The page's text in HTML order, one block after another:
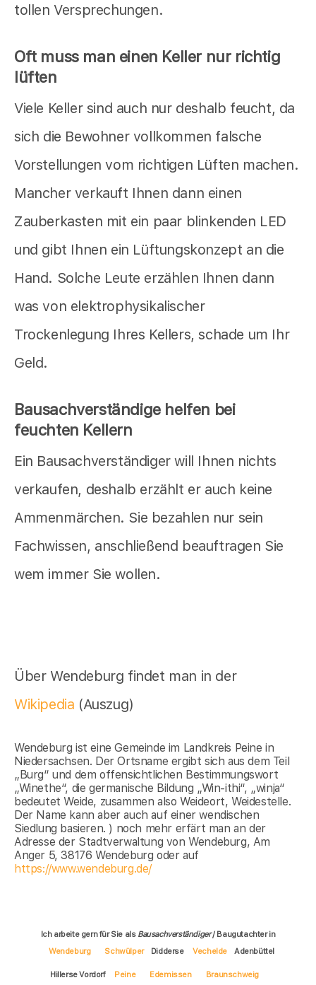
tollen Versprechungen.
Oft muss man einen Keller nur richtig
lüften
Viele Keller sind auch nur deshalb feucht, da
sich die Bewohner vollkommen falsche
Vorstellungen vom richtigen Lüften machen.
Mancher verkauft Ihnen dann einen
Zauberkasten mit ein paar blinkenden LED
und gibt Ihnen ein Lüftungskonzept an die
Hand. Solche Leute erzählen Ihnen dann
was von elektrophysikalischer
Trockenlegung Ihres Kellers, schade um Ihr
Geld.
Bausachverständige helfen bei
feuchten Kellern
Ein Bausachverständiger will Ihnen nichts
verkaufen, deshalb erzählt er auch keine
Ammenmärchen. Sie bezahlen nur sein
Fachwissen, anschließend beauftragen Sie
wem immer Sie wollen.
Über Wendeburg findet man in der
Wikipedia (Auszug)
Wendeburg ist eine Gemeinde im Landkreis Peine in
Niedersachsen. Der Ortsname ergibt sich aus dem Teil
„Burg“ und dem offensichtlichen Bestimmungswort
„Winethe“, die germanische Bildung „Win-ithi“, „winja“
bedeutet Weide, zusammen also Weideort, Weidestelle.
Der Name kann aber auch auf einer wendischen
Siedlung basieren. ) noch mehr erfärt man an der
Adresse der Stadtverwaltung von Wendeburg, Am
Anger 5, 38176 Wendeburg oder auf
https://www.wendeburg.de/
Ich arbeite gern für Sie als Bausachverständiger/ Baugutachter in
Wendeburg
Schwülper Didderse Vechelde Adenbüttel
Hillerse Vordorf Peine Edemissen Braunschweig